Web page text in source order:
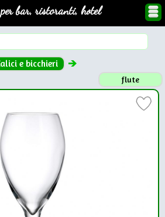
bar, ristoranti, hotel
e bicchieri
flute